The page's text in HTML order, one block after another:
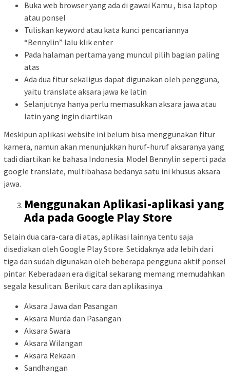
Buka web browser yang ada di gawai Kamu , bisa laptop
atau ponsel
Tuliskan keyword atau kata kunci pencariannya
“Bennylin” lalu klik enter
Pada halaman pertama yang muncul pilih bagian paling
atas
Ada dua fitur sekaligus dapat digunakan oleh pengguna,
yaitu translate aksara jawa ke latin
Selanjutnya hanya perlu memasukkan aksara jawa atau
latin yang ingin diartikan
Meskipun aplikasi website ini belum bisa menggunakan fitur
kamera, namun akan menunjukkan huruf-huruf aksaranya yang
tadi diartikan ke bahasa Indonesia. Model Bennylin seperti pada
google translate, multibahasa bedanya satu ini khusus aksara
jawa.
Menggunakan Aplikasi-aplikasi yang
Ada pada Google Play Store
Selain dua cara-cara di atas, aplikasi lainnya tentu saja
disediakan oleh Google Play Store. Setidaknya ada lebih dari
tiga dan sudah digunakan oleh beberapa pengguna aktif ponsel
pintar. Keberadaan era digital sekarang memang memudahkan
segala kesulitan. Berikut cara dan aplikasinya.
Aksara Jawa dan Pasangan
Aksara Murda dan Pasangan
Aksara Swara
Aksara Wilangan
Aksara Rekaan
Sandhangan